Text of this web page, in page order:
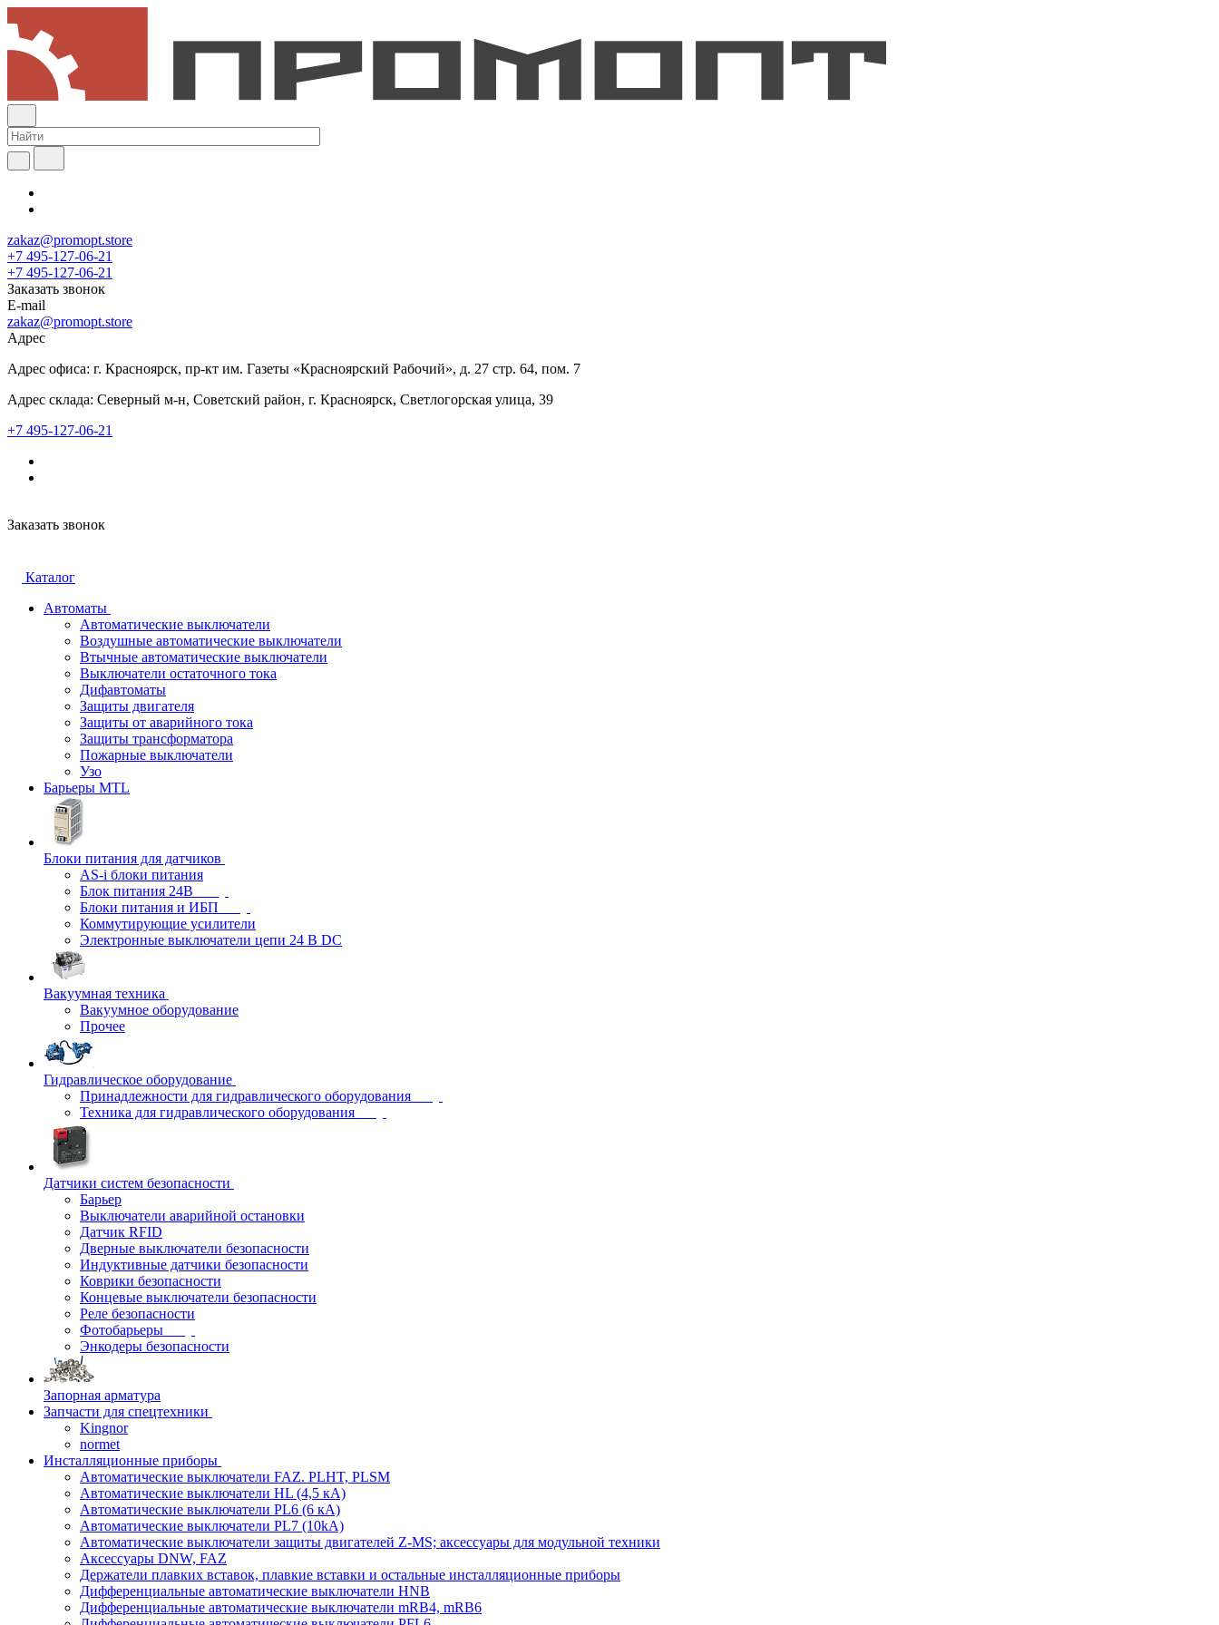
zakaz@promopt.store
+7 495-127-06-21
+7 495-127-06-21
Заказать звонок
E-mail
zakaz@promopt.store
Адрес
Адрес офиса: г. Красноярск, пр-кт им. Газеты «Красноярский Рабочий», д. 27 стр. 64, пом. 7
Адрес склада: Северный м-н, Советский район, г. Красноярск, Светлогорская улица, 39
+7 495-127-06-21
Заказать звонок
Каталог
Автоматы
Автоматические выключатели
Воздушные автоматические выключатели
Втычные автоматические выключатели
Выключатели остаточного тока
Дифавтоматы
Защиты двигателя
Защиты от аварийного тока
Защиты трансформатора
Пожарные выключатели
Узо
Барьеры MTL
Блоки питания для датчиков
AS-i блоки питания
Блок питания 24В
Блоки питания и ИБП
Коммутирующие усилители
Электронные выключатели цепи 24 В DC
Вакуумная техника
Вакуумное оборудование
Прочее
Гидравлическое оборудование
Принадлежности для гидравлического оборудования
Техника для гидравлического оборудования
Датчики систем безопасности
Барьер
Выключатели аварийной остановки
Датчик RFID
Дверные выключатели безопасности
Индуктивные датчики безопасности
Коврики безопасности
Концевые выключатели безопасности
Реле безопасности
Фотобарьеры
Энкодеры безопасности
Запорная арматура
Запчасти для спецтехники
Kingnor
normet
Инсталляционные приборы
Автоматические выключатели FAZ. PLHT, PLSM
Автоматические выключатели HL (4,5 кА)
Автоматические выключатели PL6 (6 кА)
Автоматические выключатели PL7 (10kA)
Автоматические выключатели защиты двигателей Z-MS; аксессуары для модульной техники
Аксессуары DNW, FAZ
Держатели плавких вставок, плавкие вставки и остальные инсталляционные приборы
Дифференциальные автоматические выключатели HNB
Дифференциальные автоматические выключатели mRB4, mRB6